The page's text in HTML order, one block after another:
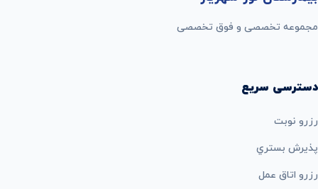
مجموعه تخصصی و فوق تخصصی
دسترسی سریع
رزرو نوبت
پذيرش بستري
رزرو اتاق عمل